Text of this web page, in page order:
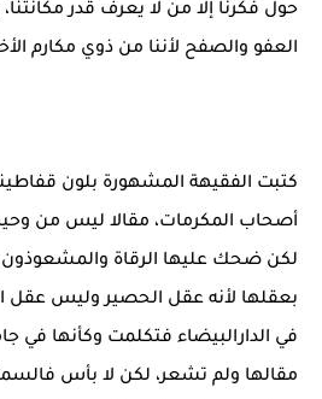
حول فكرنا إلا من لا يعرف قدر
العفو والصفح لأننا من ذوي مكارم
كتبت الفقيهة المشهورة بلون
أصحاب المكرمات، مقالا ليس من
لكن ضحك عليها الرقاة
بعقلها لأنه عقل الحصير وليس عقل
في الدارالبيضاء فتكلمت وكأنها في
مقالها ولم تشعر، لكن لا بأس